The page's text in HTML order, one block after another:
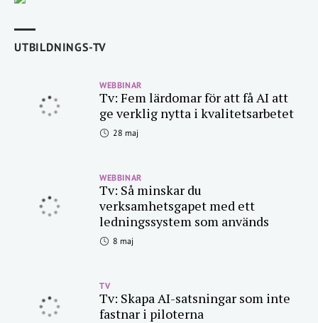
UTBILDNINGS-TV
WEBBINAR
Tv: Fem lärdomar för att få AI att
ge verklig nytta i kvalitetsarbetet
28 maj
WEBBINAR
Tv: Så minskar du
verksamhetsgapet med ett
ledningssystem som används
8 maj
TV
Tv: Skapa AI-satsningar som inte
fastnar i piloterna